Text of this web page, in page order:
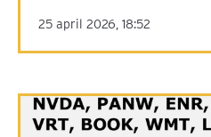
25 april 2026, 18:52